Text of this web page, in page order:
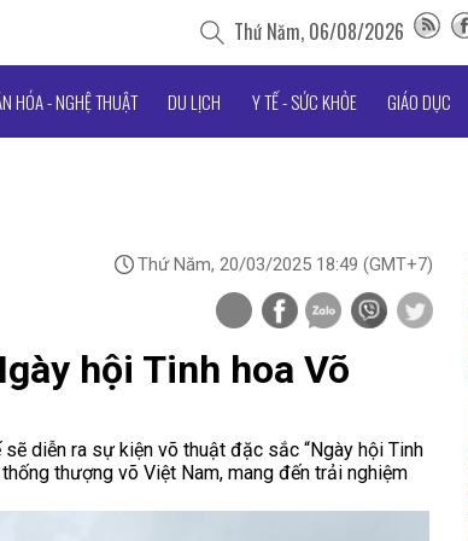
Thứ Năm, 06/08/2026
HÓA - NGHỆ THUẬT DU LỊCH Y TẾ - SỨC KHỎE GIÁO DỤC
Thứ Năm, 20/03/2025 18:49 (GMT+7)
hội Tinh hoa Võ
diễn ra sự kiện võ thuật đặc sắc “Ngày hội Tinh
thượng võ Việt Nam, mang đến trải nghiệm